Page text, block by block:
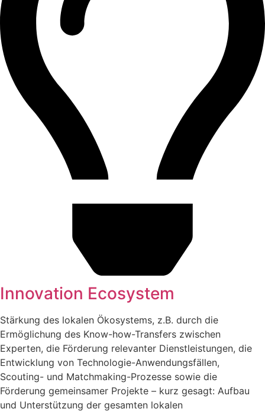
Innovation Ecosystem
Stärkung des lokalen Ökosystems, z.B. durch die
Ermöglichung des Know-how-Transfers zwischen
Experten, die Förderung relevanter Dienstleistungen, die
Entwicklung von Technologie-Anwendungsfällen,
Scouting- und Matchmaking-Prozesse sowie die
Förderung gemeinsamer Projekte – kurz gesagt: Aufbau
und Unterstützung der gesamten lokalen